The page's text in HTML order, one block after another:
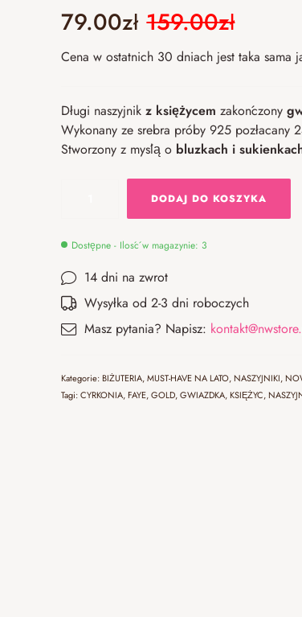
159.00zł
79.00zł
Cena w ostatnich 30 dniach jest taka sama
Długi naszyjnik z księżycemzakończony
Wykonany ze srebra próby 925 pozłacany
Stworzony z myślą o bluzkach i
DODAJ DO KOSZYKA
Dostępne - Ilość w magazynie: 3
14 dni na zwrot
Wysyłka od 2-3 dni roboczych
Masz pytania? Napisz:
Kategorie:BIŻUTERIA,MUST-HAVE NA LATO,NASZYJNIKI,
Tagi:CYRKONIA,FAYE,GOLD,GWIAZDKA,KSIĘŻYC,